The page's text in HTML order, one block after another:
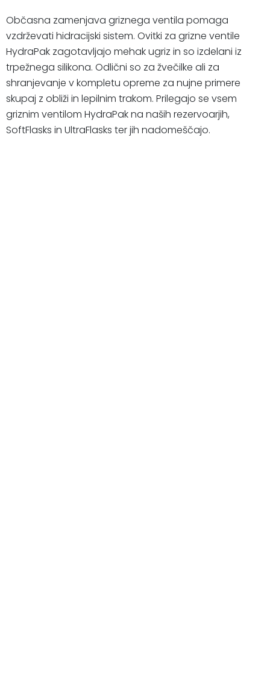
Občasna zamenjava griznega ventila pomaga
vzdrževati hidracijski sistem. Ovitki za grizne ventile
HydraPak zagotavljajo mehak ugriz in so izdelani iz
trpežnega silikona. Odlični so za žvečilke ali za
shranjevanje v kompletu opreme za nujne primere
skupaj z obliži in lepilnim trakom. Prilegajo se vsem
griznim ventilom HydraPak na naših rezervoarjih,
SoftFlasks in UltraFlasks ter jih nadomeščajo.